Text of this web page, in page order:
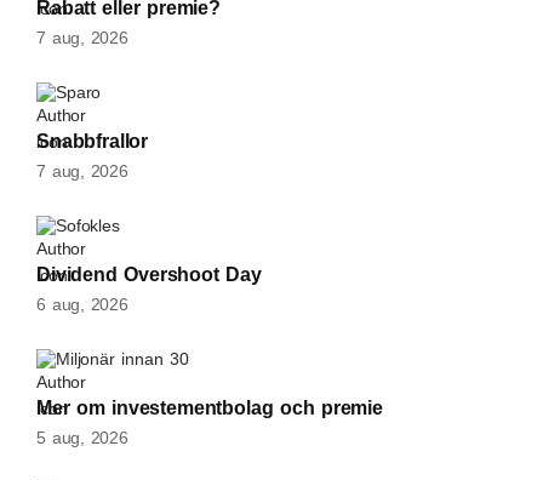
Rabatt eller premie?
7 aug, 2026
Sparo
Snabbfrallor
7 aug, 2026
Sofokles
Dividend Overshoot Day
6 aug, 2026
Miljonär innan 30
Mer om investementbolag och premie
5 aug, 2026